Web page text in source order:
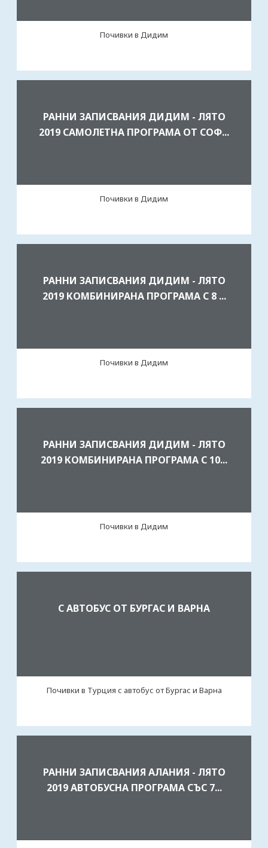
Почивки в Дидим
РАННИ ЗАПИСВАНИЯ ДИДИМ - ЛЯТО
2019 САМОЛЕТНА ПРОГРАМА ОТ СОФ...
Почивки в Дидим
РАННИ ЗАПИСВАНИЯ ДИДИМ - ЛЯТО
2019 КОМБИНИРАНА ПРОГРАМА С 8 ...
Почивки в Дидим
РАННИ ЗАПИСВАНИЯ ДИДИМ - ЛЯТО
2019 КОМБИНИРАНА ПРОГРАМА С 10...
Почивки в Дидим
С АВТОБУС ОТ БУРГАС И ВАРНА
Почивки в Турция с автобус от Бургас и Варна
РАННИ ЗАПИСВАНИЯ АЛАНИЯ - ЛЯТО
2019 AВТОБУСНА ПРОГРАМА СЪС 7...